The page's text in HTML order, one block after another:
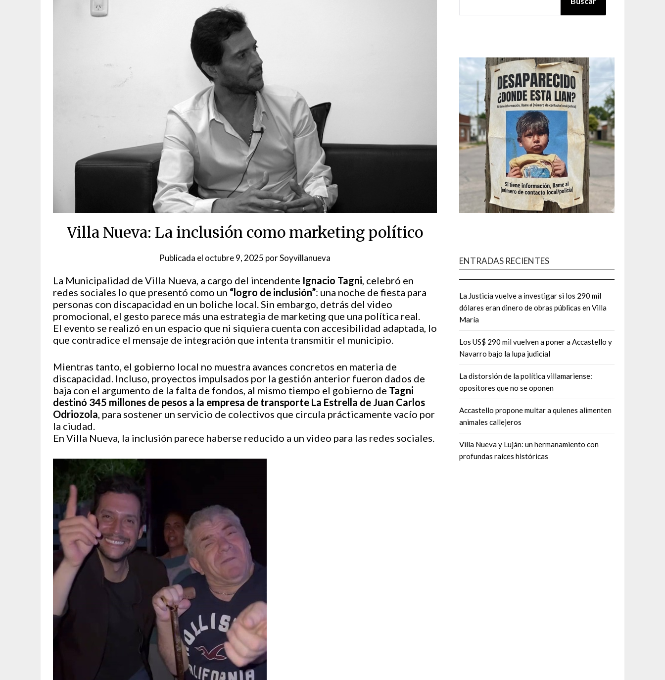
Villa Nueva: La inclusión como marketing político
Publicada el octubre 9, 2025 porSoyvillanueva
La Municipalidad de Villa Nueva, a cargo del intendente Ignacio Tagni, celebró en
redes sociales lo que presentó como un “logro de inclusión”: una noche de fiesta para
personas con discapacidad en un boliche local. Sin embargo, detrás del video
promocional, el gesto parece más una estrategia de marketing que una política real.
El evento se realizó en un espacio que ni siquiera cuenta con accesibilidad adaptada, lo
que contradice el mensaje de integración que intenta transmitir el municipio.
Mientras tanto, el gobierno local no muestra avances concretos en materia de
discapacidad. Incluso, proyectos impulsados por la gestión anterior fueron dados de
baja con el argumento de la falta de fondos, al mismo tiempo el gobierno de Tagni
destinó 345 millones de pesos a la empresa de transporte La Estrella de Juan Carlos
Odriozola, para sostener un servicio de colectivos que circula prácticamente vacío por
la ciudad.
En Villa Nueva, la inclusión parece haberse reducido a un video para las redes sociales.
ENTRADAS RECIENTES
La Justicia vuelve a investigar si los 290 mil
dólares eran dinero de obras públicas en Villa
María
Los US$ 290 mil vuelven a poner a Accastello y
Navarro bajo la lupa judicial
La distorsión de la política villamariense:
opositores que no se oponen
Accastello propone multar a quienes alimenten
animales callejeros
Villa Nueva y Luján: un hermanamiento con
profundas raíces históricas